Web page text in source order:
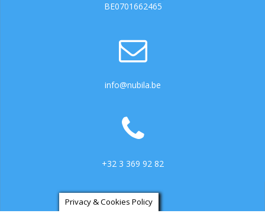
BE0701662465
info@nubila.be
+32 3 369 92 82
Privacy & Cookies Policy